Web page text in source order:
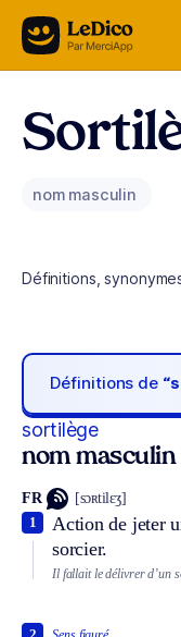
Aller au contenu
nom masculin
Définitions,
Définitions de
sortilège
nom masculin
FR [sɔʀtilɛʒ]
Action de jeter
sorcier.
1
Il fallait le délivrer d’un